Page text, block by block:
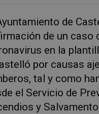
de
de un caso
en la
por causas
tal y como
el Servicio de
y